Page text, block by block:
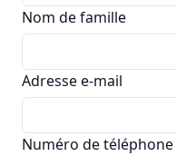
Nom de famille
Adresse e-mail
Numéro de téléphone